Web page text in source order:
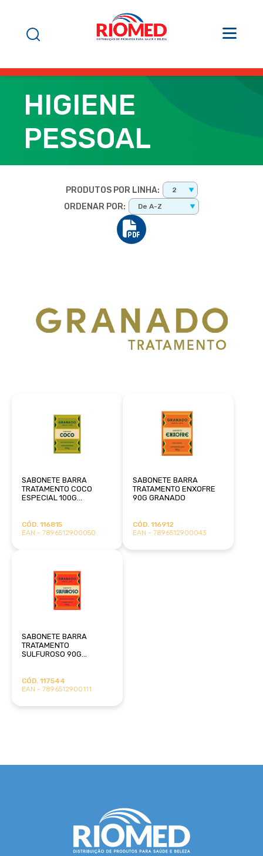
HIGIENE
PESSOAL
PRODUTOS POR LINHA: 2
ORDENAR POR: De A-Z
SABONETE BARRA
TRATAMENTO COCO
ESPECIAL 100G
CÓD. 116815
EAN - 7896512900050
SABONETE BARRA
TRATAMENTO ENXOFRE
90G GRANADO
CÓD. 116912
EAN - 7896512900043
SABONETE BARRA
TRATAMENTO
SULFUROSO 90G
CÓD. 117544
EAN - 7896512900111